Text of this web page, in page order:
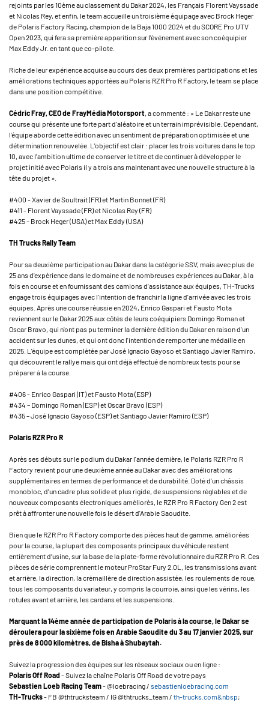
rejoints par les 10ème au classement du Dakar 2024, les Français Florent Vayssade
et Nicolas Rey, et enfin, le team accueille un troisième équipage avec Brock Heger
de Polaris Factory Racing, champion de la Baja 1000 2024 et du SCORE Pro UTV
Open 2023, qui fera sa première apparition sur l'événement avec son coéquipier
Max Eddy Jr. en tant que co-pilote.
Riche de leur expérience acquise au cours des deux premières participations et les
améliorations techniques apportées au Polaris RZR Pro R Factory, le team se place
dans une position compétitive.
Cédric Fray, CEO de FrayMédia Motorsport, a commenté : « Le Dakar reste une
course qui présente une forte part d'aléatoire et un terrain imprévisible. Cependant,
l'équipe aborde cette édition avec un sentiment de préparation optimisée et une
détermination renouvelée. L'objectif est clair : placer les trois voitures dans le top
10, avec l'ambition ultime de conserver le titre et de continuer à développer le
projet initié avec Polaris il y a trois ans maintenant avec une nouvelle structure à la
tête du projet ».
#400 - Xavier de Soultrait (FR) et Martin Bonnet (FR)
#411 - Florent Vayssade (FR) et Nicolas Rey (FR)
#425 - Brock Heger (USA) et Max Eddy (USA)
TH Trucks Rally Team
Pour sa deuxième participation au Dakar dans la catégorie SSV, mais avec plus de
25 ans d'expérience dans le domaine et de nombreuses expériences au Dakar, à la
fois en course et en fournissant des camions d'assistance aux équipes, TH-Trucks
engage trois équipages avec l'intention de franchir la ligne d'arrivée avec les trois
équipes. Après une course réussie en 2024, Enrico Gaspari et Fausto Mota
reviennent sur le Dakar 2025 aux côtés de leurs coéquipiers Domingo Roman et
Oscar Bravo, qui n'ont pas pu terminer la dernière édition du Dakar en raison d'un
accident sur les dunes, et qui ont donc l'intention de remporter une médaille en
2025. L'équipe est complétée par José Ignacio Gayoso et Santiago Javier Ramiro,
qui découvrent le rallye mais qui ont déjà effectué de nombreux tests pour se
préparer à la course.
#406 - Enrico Gaspari (IT) et Fausto Mota (ESP)
#434 – Domingo Roman (ESP) et Oscar Bravo (ESP)
#435 – José Ignacio Gayoso (ESP) et Santiago Javier Ramiro (ESP)
Polaris RZR Pro R
Après ses débuts sur le podium du Dakar l'année dernière, le Polaris RZR Pro R
Factory revient pour une deuxième année au Dakar avec des améliorations
supplémentaires en termes de performance et de durabilité. Doté d'un châssis
monobloc, d'un cadre plus solide et plus rigide, de suspensions réglables et de
nouveaux composants électroniques améliorés, le RZR Pro R Factory Gen 2 est
prêt à affronter une nouvelle fois le désert d'Arabie Saoudite.
Bien que le RZR Pro R Factory comporte des pièces haut de gamme, améliorées
pour la course, la plupart des composants principaux du véhicule restent
entièrement d’usine, sur la base de la plate-forme révolutionnaire du RZR Pro R. Ces
pièces de série comprennent le moteur ProStar Fury 2.0L, les transmissions avant
et arrière, la direction, la crémaillère de direction assistée, les roulements de roue,
tous les composants du variateur, y compris la courroie, ainsi que les vérins, les
rotules avant et arrière, les cardans et les suspensions.
Marquant la 14ème année de participation de Polaris à la course, le Dakar se
déroulera pour la sixième fois en Arabie Saoudite du 3 au 17 janvier 2025, sur
près de 8 000 kilomètres, de Bisha à Shubaytah.
Suivez la progression des équipes sur les réseaux sociaux ou en ligne :
Polaris Off Road- Suivez la chaîne Polaris Off Road de votre pays
Sebastien Loeb Racing Team- @loebracing / sebastienloebracing.com
TH-Trucks- FB @thtrucksteam / IG @thtrucks_team / th-trucks.com&nbsp;